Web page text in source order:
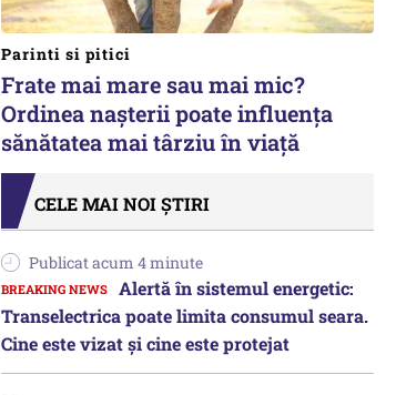
Parinti si pitici
Frate mai mare sau mai mic?
Ordinea nașterii poate influența
sănătatea mai târziu în viață
CELE MAI NOI ȘTIRI
Publicat acum 4 minute
Alertă în sistemul energetic:
Transelectrica poate limita consumul seara.
Cine este vizat și cine este protejat